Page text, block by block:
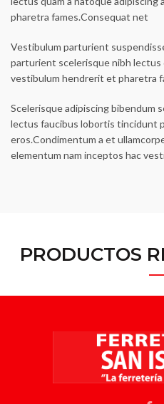
pharetra fames.Consequat net
Vestibulum parturient
parturient scelerisque nibh lectus
vestibulum hendrerit et pharetra
Scelerisque adipiscing bibendum
lectus faucibus lobortis tincidunt
eros.Condimentum a et
elementum nam inceptos hac
PRODUCTOS